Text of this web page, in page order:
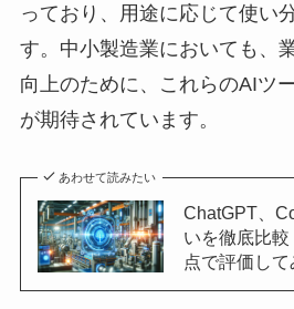
っており、用途に応じて使い
す。中小製造業においても、
向上のために、これらのAIツ
が期待されています。
あわせて読みたい
ChatGPT、
いを徹底比
点で評価し